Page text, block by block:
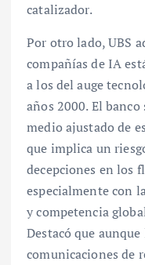
catalizador.
Por otro lado, UBS
compañías de IA
a los del auge
años 2000. El
medio ajustado de
que implica un
decepciones en los
especialmente con
y competencia
Destacó que
comunicaciones de